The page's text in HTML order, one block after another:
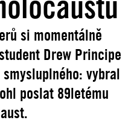
si momentálně
Drew Principe
vybral
poslat 89letému